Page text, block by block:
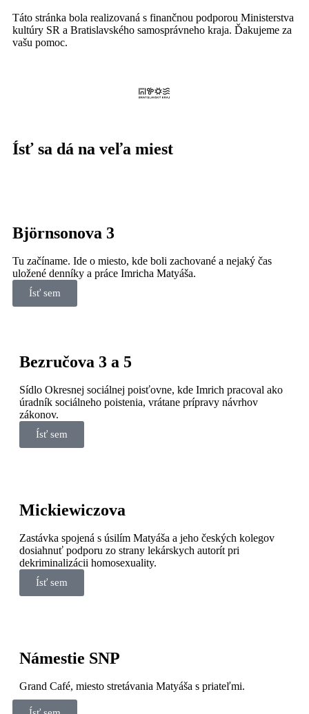
Táto stránka bola realizovaná s finančnou podporou Ministerstva
kultúry SR a Bratislavského samosprávneho kraja. Ďakujeme za
vašu pomoc.
Ísť sa dá na veľa miest
Björnsonova 3
Tu začíname. Ide o miesto, kde boli zachované a nejaký čas
uložené denníky a práce Imricha Matyáša.
Ísť sem
Bezručova 3 a 5
Sídlo Okresnej sociálnej poisťovne, kde Imrich pracoval ako
úradník sociálneho poistenia, vrátane prípravy návrhov
zákonov.
Ísť sem
Mickiewiczova
Zastávka spojená s úsilím Matyáša a jeho českých kolegov
dosiahnuť podporu zo strany lekárskych autorít pri
dekriminalizácii homosexuality.
Ísť sem
Námestie SNP
Grand Café, miesto stretávania Matyáša s priateľmi.